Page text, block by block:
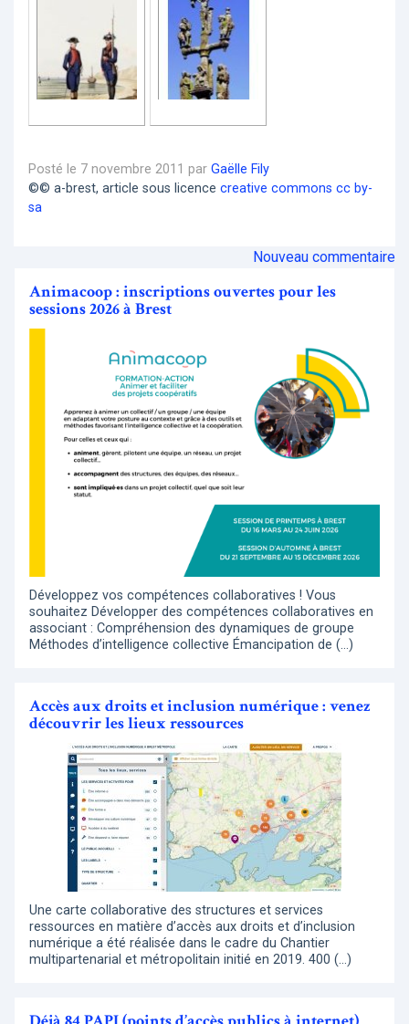
Posté le 7 novembre 2011 par Gaëlle Fily
©© a-brest, article sous licence creative commons cc by-
sa
Nouveau commentaire
Animacoop : inscriptions ouvertes pour les
sessions 2026 à Brest
Développez vos compétences collaboratives ! Vous
souhaitez Développer des compétences collaboratives en
associant : Compréhension des dynamiques de groupe
Méthodes d’intelligence collective Émancipation de (…)
Accès aux droits et inclusion numérique : venez
découvrir les lieux ressources
Une carte collaborative des structures et services
ressources en matière d’accès aux droits et d’inclusion
numérique a été réalisée dans le cadre du Chantier
multipartenarial et métropolitain initié en 2019. 400 (…)